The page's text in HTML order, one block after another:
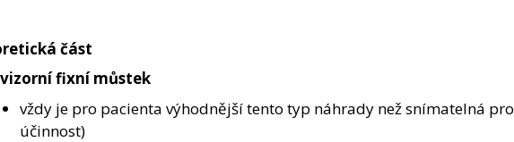
část
fixní můstek
vždy je pro pacienta výhodnější tento typ náhrady než snímatelná
účinnost)